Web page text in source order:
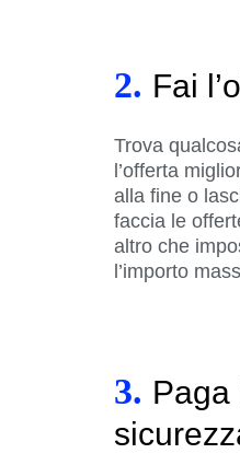
2. Fai
Trova
l’offerta
alla fine o
faccia le
altro che
l’importo
3. Paga